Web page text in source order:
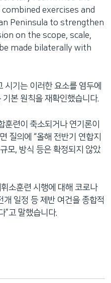
exercises and
Peninsula to strengthen
on the scope, scale,
made bilaterally with
시기는 이러한 요소를 염두에
본 원칙을 재확인했습니다.
련이 축소되거나 연기론이
질의에 “올해 전반기 연합지
모, 방식 등은 확정되지 않았
소훈련 시행에 대해 코로나
일정 등 제반 여건을 종합적
”고 말했습니다.